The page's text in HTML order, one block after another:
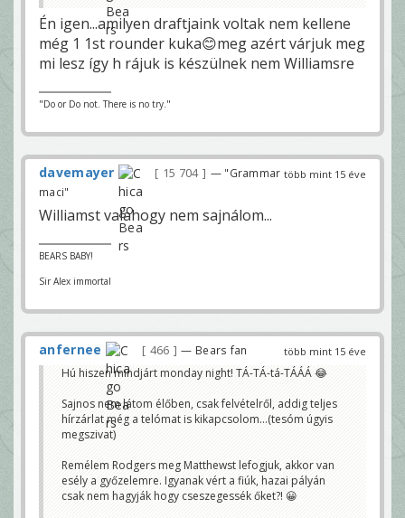
Én igen...amilyen draftjaink voltak nem kellene
még 1 1st rounder kuka😊meg azért várjuk meg
mi lesz így h rájuk is készülnek nem Williamsre
"Do or Do not. There is no try."
több mint 15 éve
davemayer 15 704
— "Grammar
maci"
Williamst valahogy nem sajnálom...
BEARS BABY!
Sir Alex immortal
több mint 15 éve
anfernee 466 — Bears fan
Hú hiszen mindjárt monday night! TÁ-TÁ-tá-TÁÁÁ 😂
Sajnos nem látom élőben, csak felvételről, addig teljes
hírzárlat még a telómat is kikapcsolom...(tesóm úgyis
megszivat)
Remélem Rodgers meg Matthewst lefogjuk, akkor van
esély a győzelemre. Igyanak vért a fiúk, hazai pályán
csak nem hagyják hogy cseszegessék őket?! 😀